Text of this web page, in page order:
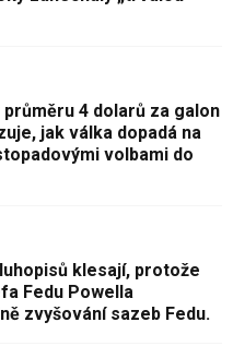
průměru 4 dolarů za galon
jak válka dopadá na
volbami do
klesají, protože
Fedu Powella
zvyšování sazeb Fedu.